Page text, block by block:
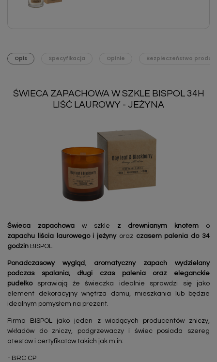
Opis Specyfikacja Opinie Bezpieczeństwo
ŚWIECA ZAPACHOWA W SZKLE BISPOL 34H
LIŚĆ LAUROWY - JEŻYNA
Świeca zapachowa w szkle z drewnianym knotem o
zapachu
liścia laurowego i jeżynyoraz czasem palenia do 34
godzin BISPOL.
Ponadczasowy wygląd
aromatyczny zapach wydzielany
podczas spalania, długi czas palenia oraz eleganckie
pudełkosprawiają że świeczka idealnie sprawdzi się jako
element dekoracyjny wnętrza domu, mieszkania lub będzie
idealnym pomysłem na prezent.
Firma BISPOL jako jeden z wiodących producentów zniczy,
wkładów do zniczy, podgrzewaczy i świec posiada szereg
atestów i certyfikatów takich jak m.in:
- BRC CP